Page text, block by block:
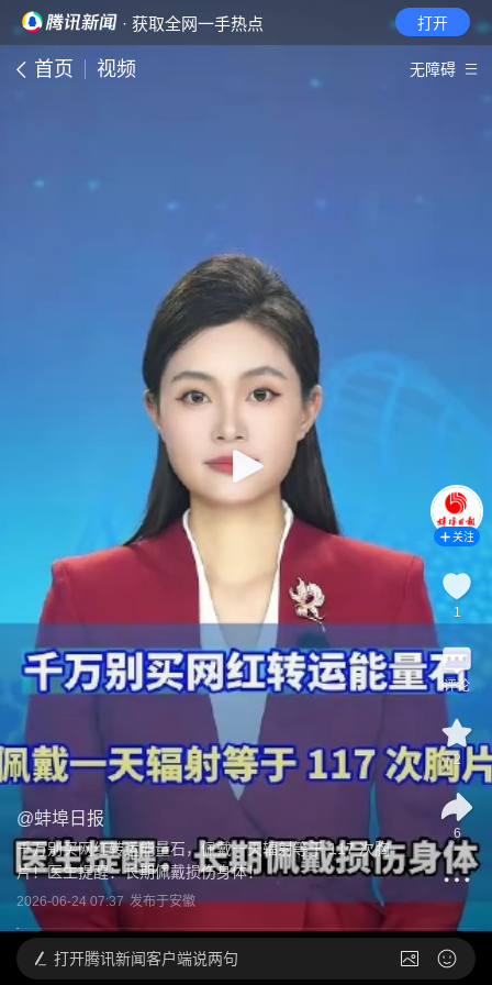
· 获取全网一手热点 打开
首页 视频 无障碍
@蚌埠日报
千万别买网红转运能量石，佩戴一天辐射等于 117 次胸
片！医生提醒：长期佩戴损伤身体！
2026-06-24 07:37 发布于安徽
关注
1
评论
2
6
打开腾讯新闻客户端说两句